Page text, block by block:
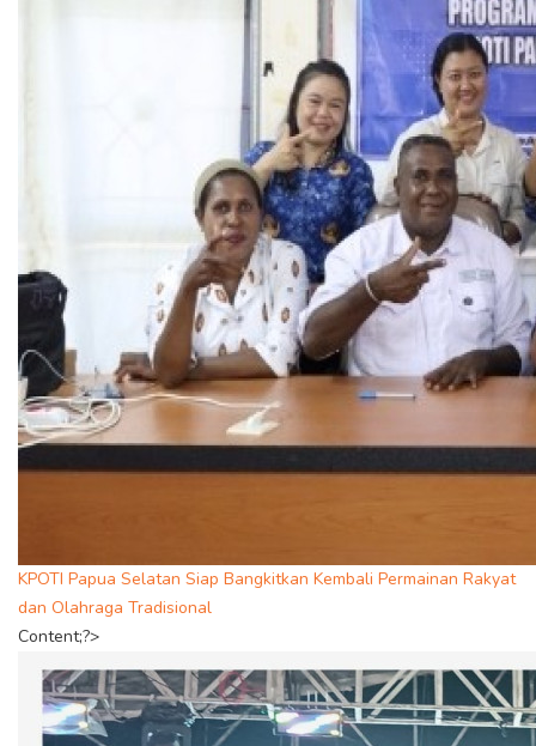
KPOTI Papua Selatan Siap Bangkitkan Kembali Permainan Rakyat
dan Olahraga Tradisional
Content;?>